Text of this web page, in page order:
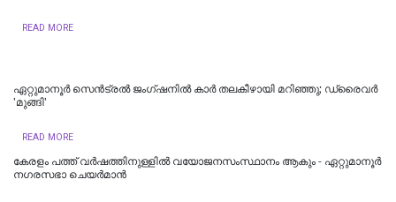
READ MORE
ഏറ്റുമാനൂര്‍ സെന്‍ട്രല്‍ ജംഗ്ഷനില്‍ കാര്‍ തലകീഴായി മറിഞ്ഞു; ഡ്രൈവര്‍
'മുങ്ങി'
READ MORE
കേരളം പത്ത് വർഷത്തിനുള്ളിൽ വയോജനസംസ്ഥാനം ആകും - ഏറ്റുമാനൂർ
നഗരസഭാ ചെയർമാൻ